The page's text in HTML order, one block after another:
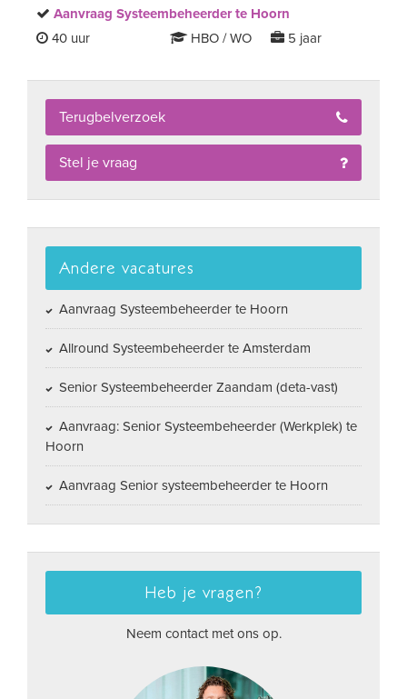
Aanvraag Systeembeheerder te Hoorn
40 uur
HBO / WO 5 jaar
Terugbelverzoek
Stel je vraag
Andere vacatures
Aanvraag Systeembeheerder te Hoorn
Allround Systeembeheerder te Amsterdam
Senior Systeembeheerder Zaandam (deta-vast)
Aanvraag: Senior Systeembeheerder (Werkplek) te
Hoorn
Aanvraag Senior systeembeheerder te Hoorn
Heb je vragen?
Neem contact met ons op.